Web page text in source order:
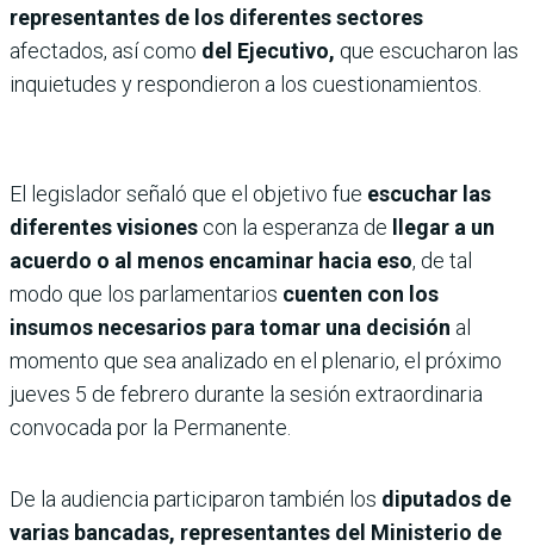
representantes de los diferentes sectores
afectados, así como del Ejecutivo, que escucharon las
inquietudes y respondieron a los cuestionamientos.
El legislador señaló que el objetivo fue escuchar las
diferentes visiones con la esperanza de llegar a un
acuerdo o al menos encaminar hacia eso, de tal
modo que los parlamentarios cuenten con los
insumos necesarios para tomar una decisión al
momento que sea analizado en el plenario, el próximo
jueves 5 de febrero durante la sesión extraordinaria
convocada por la Permanente.
De la audiencia participaron también los diputados de
varias bancadas, representantes del Ministerio de